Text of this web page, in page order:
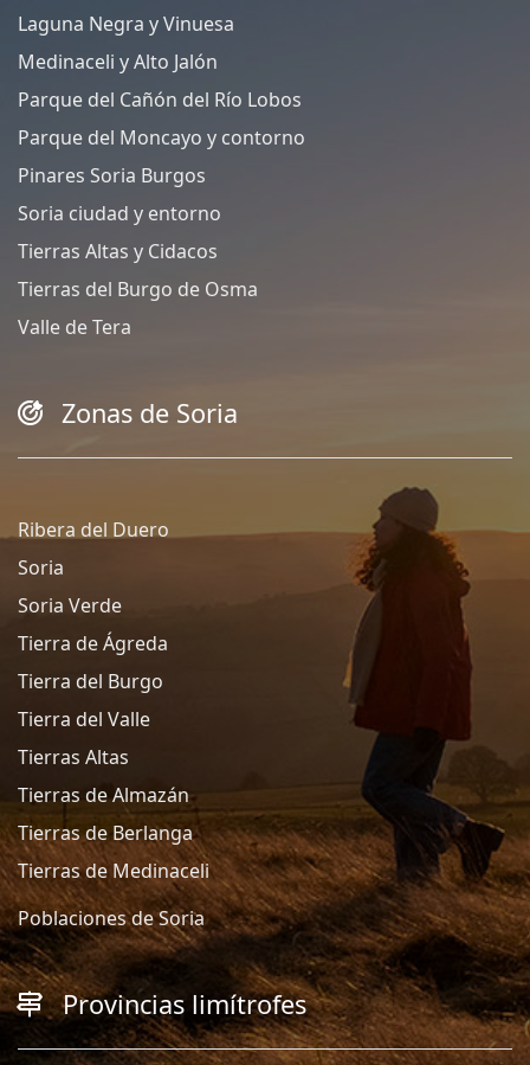
Laguna Negra y Vinuesa
Medinaceli y Alto Jalón
Parque del Cañón del Río Lobos
Parque del Moncayo y contorno
Pinares Soria Burgos
Soria ciudad y entorno
Tierras Altas y Cidacos
Tierras del Burgo de Osma
Valle de Tera
Zonas de Soria
Ribera del Duero
Soria
Soria Verde
Tierra de Ágreda
Tierra del Burgo
Tierra del Valle
Tierras Altas
Tierras de Almazán
Tierras de Berlanga
Tierras de Medinaceli
Poblaciones de Soria
Provincias limítrofes